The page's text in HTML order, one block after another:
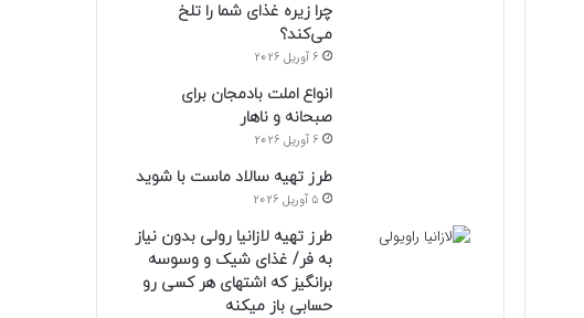
چرا زیره غذای شما را تلخ
می‌کند؟
6 آوریل 2026
انواع املت بادمجان برای
صبحانه و ناهار
6 آوریل 2026
طرز تهیه سالاد ماست با شوید
5 آوریل 2026
طرز تهیه لازانیا رولی بدون نیاز
به فر/ غذای شیک و وسوسه
برانگیز که اشتهای هر کسی رو
حسابی باز میکنه